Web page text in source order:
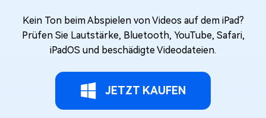
Kein Ton beim Abspielen von Videos auf dem iPad?
Prüfen Sie Lautstärke, Bluetooth, YouTube, Safari,
iPadOS und beschädigte Videodateien.
JETZT KAUFEN